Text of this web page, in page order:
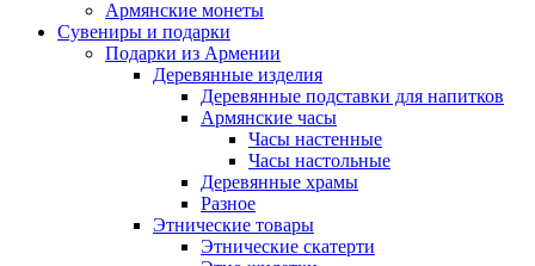
Армянские монеты
Сувениры и подарки
Подарки из Армении
Деревянные изделия
Деревянные подставки для напитков
Армянские часы
Часы настенные
Часы настольные
Деревянные храмы
Разное
Этнические товары
Этнические скатерти